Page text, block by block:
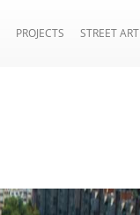
PROJECTS STREET ART